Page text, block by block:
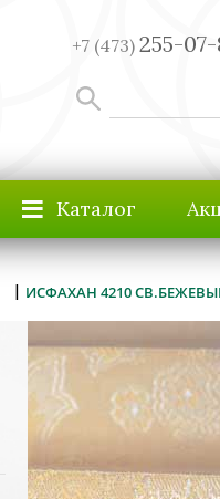
+7 (473) 255-
≡ Каталог
| ИСФАХАН 4210